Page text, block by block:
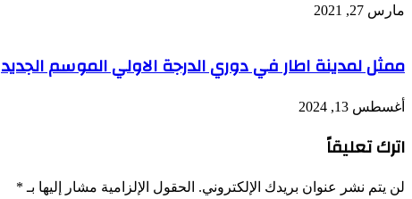
مارس 27, 2021
ممثل لمدينة اطار في دوري الدرجة الاولي الموسم الجديد
أغسطس 13, 2024
اترك تعليقاً
لن يتم نشر عنوان بريدك الإلكتروني. الحقول الإلزامية مشار إليها بـ *